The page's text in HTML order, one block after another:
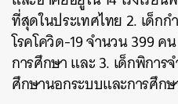
ที่สุดในประเทศไทย 2. เด็ก
โรคโควิด-19 จำนวน 399 ค
การศึกษา และ 3. เด็กพิการ
ศึกษานอกระบบและการศึก